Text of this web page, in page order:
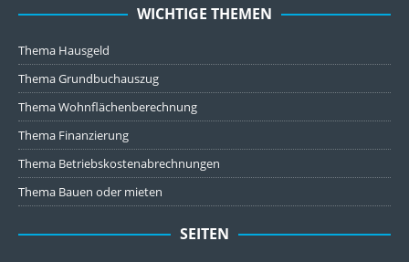
WICHTIGE THEMEN
Thema Hausgeld
Thema Grundbuchauszug
Thema Wohnflächenberechnung
Thema Finanzierung
Thema Betriebskostenabrechnungen
Thema Bauen oder mieten
SEITEN